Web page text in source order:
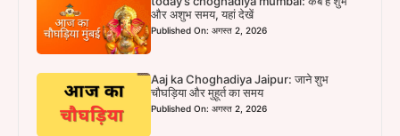
और अशुभ समय, यहां देखें
Published On: अगस्त 2, 2026
Aaj ka Choghadiya Jaipur: जाने शुभ
चौघड़िया और मुहूर्त का समय
Published On: अगस्त 2, 2026